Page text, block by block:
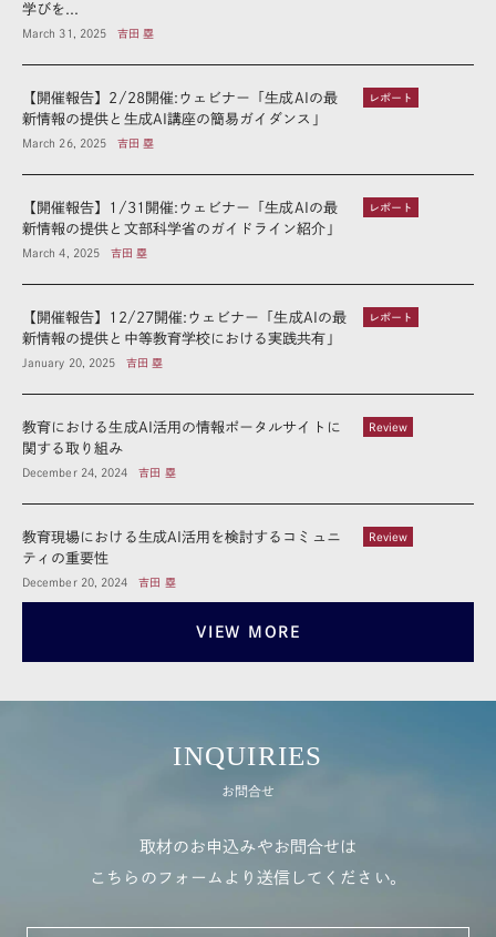
学びを...
March 31, 2025 吉田 塁
レポート
【開催報告】2/28開催:ウェビナー「生成AIの最
新情報の提供と生成AI講座の簡易ガイダンス」
March 26, 2025 吉田 塁
レポート
【開催報告】1/31開催:ウェビナー「生成AIの最
新情報の提供と文部科学省のガイドライン紹介」
March 4, 2025 吉田 塁
レポート
【開催報告】12/27開催:ウェビナー「生成AIの最
新情報の提供と中等教育学校における実践共有」
January 20, 2025 吉田 塁
Review
教育における生成AI活用の情報ポータルサイトに
関する取り組み
December 24, 2024 吉田 塁
Review
教育現場における生成AI活用を検討するコミュニ
ティの重要性
December 20, 2024 吉田 塁
VIEW MORE
INQUIRIES
お問合せ
取材のお申込みやお問合せは
こちらのフォームより送信してください。